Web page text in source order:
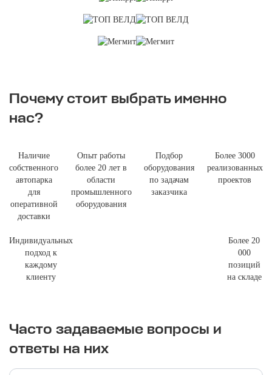
Почему стоит выбрать именно
нас?
Наличие
собственного
автопарка
для
оперативной
доставки
Опыт работы
более 20 лет в
области
промышленного
оборудования
Подбор
оборудования
по задачам
заказчика
Более 3000
реализованных
проектов
Индивидуальных
подход к
каждому
клиенту
Более 20
000
позиций
на складе
Часто задаваемые вопросы и
ответы на них